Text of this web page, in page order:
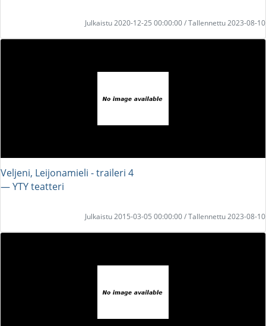
Julkaistu 2020-12-25 00:00:00 / Tallennettu 2023-08-10
Veljeni, Leijonamieli - traileri 4
― YTY teatteri
Julkaistu 2015-03-05 00:00:00 / Tallennettu 2023-08-10